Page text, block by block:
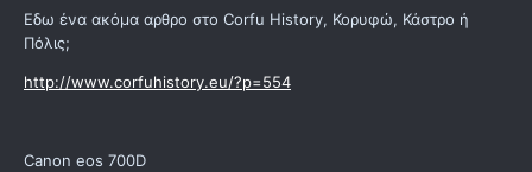
Εδω ένα ακόμα αρθρο στο Corfu History, Κορυφώ, Κάστρο ή
Πόλις;
http://www.corfuhistory.eu/?p=554
Canon eos 700D